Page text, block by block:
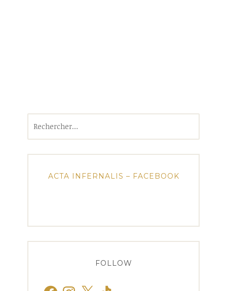
ACTA INFERNALIS – FACEBOOK
FOLLOW
FacebookInstagram
X TikTok